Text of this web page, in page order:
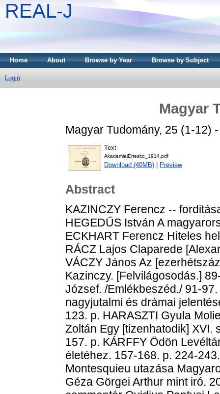
REAL-J
Home About Browse by Year Browse by Subject
Login
Magyar
Magyar Tudomány, 25 (1-12)
Text
AkademiaiErtesito_1914.pdf
Download (40MB) Preview
Abstract
KAZINCZY Ferencz --
HEGEDŰS István A
ECKHART Ferencz Hiteles
RÁCZ Lajos Claparede
VÁCZY János Az
Kazinczy. [Felvilágosodás.]
József. /Emlékbeszéd./ 91-
nagyjutalmi és drámai
123. p. HARASZTI Gyula
Zoltán Egy [tizenhatodik] XVI.
157. p. KÁRFFY Ödön
életéhez. 157-168. p. 224-
Montesquieu utazása
Géza Görgei Arthur mint iró.